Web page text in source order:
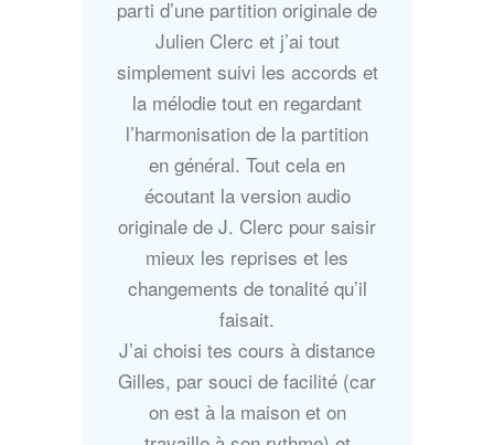
parti d’une partition originale de
Julien Clerc et j’ai tout
simplement suivi les accords et
la mélodie tout en regardant
l’harmonisation de la partition
en général. Tout cela en
écoutant la version audio
originale de J. Clerc pour saisir
mieux les reprises et les
changements de tonalité qu’il
faisait.
J’ai choisi tes cours à distance
Gilles, par souci de facilité (car
on est à la maison et on